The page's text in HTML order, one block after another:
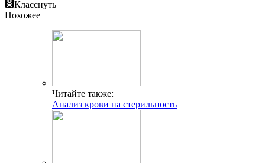
Класснуть
Похожее
Читайте также:
Анализ крови на стерильность